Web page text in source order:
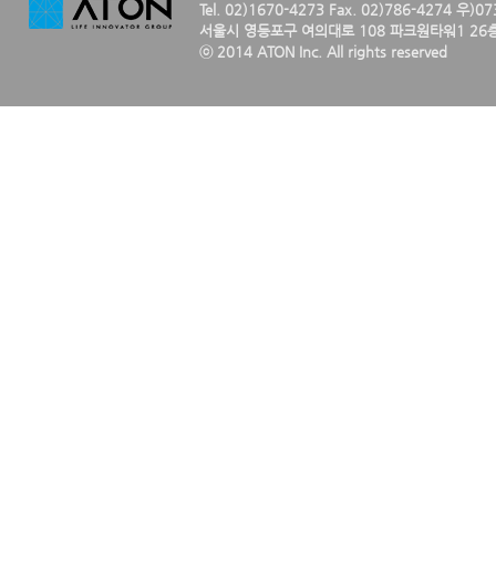
Tel. 02)1670-4273 Fax. 02)786-4274 우
서울시 영등포구 여의대로 108 파크원타워1 26
ⓒ 2014 ATON Inc. All rights reserved